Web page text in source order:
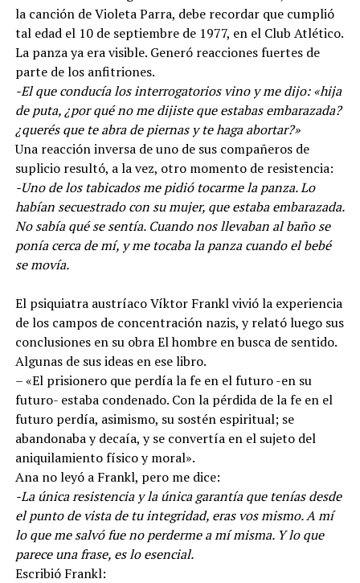
la canción de Violeta Parra, debe recordar que cumplió
tal edad el 10 de septiembre de 1977, en el Club Atlético.
La panza ya era visible. Generó reacciones fuertes de
parte de los anfitriones.
-El que conducía los interrogatorios vino y me dijo: «hija
de puta, ¿por qué no me dijiste que estabas embarazada?
¿querés que te abra de piernas y te haga abortar?»
Una reacción inversa de uno de sus compañeros de
suplicio resultó, a la vez, otro momento de resistencia:
-Uno de los tabicados me pidió tocarme la panza. Lo
habían secuestrado con su mujer, que estaba embarazada.
No sabía qué se sentía. Cuando nos llevaban al baño se
ponía cerca de mí, y me tocaba la panza cuando el bebé
se movía.
El psiquiatra austríaco Víktor Frankl vivió la experiencia
de los campos de concentración nazis, y relató luego sus
conclusiones en su obra El hombre en busca de sentido.
Algunas de sus ideas en ese libro.
– «El prisionero que perdía la fe en el futuro -en su
futuro- estaba condenado. Con la pérdida de la fe en el
futuro perdía, asimismo, su sostén espiritual; se
abandonaba y decaía, y se convertía en el sujeto del
aniquilamiento físico y moral».
Ana no leyó a Frankl, pero me dice:
-La única resistencia y la única garantía que tenías desde
el punto de vista de tu integridad, eras vos mismo. A mí
lo que me salvó fue no perderme a mí misma. Y lo que
parece una frase, es lo esencial.
Escribió Frankl: